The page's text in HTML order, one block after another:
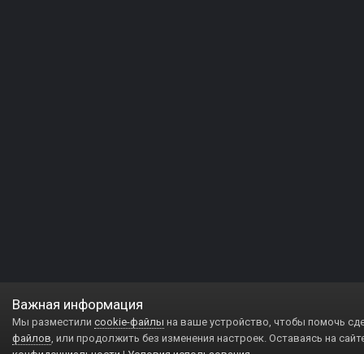
Важная информация
Мы разместили cookie-файлы на ваше устройство, чтобы помочь
файлов, или продолжить без изменения настроек. Оставаясь на